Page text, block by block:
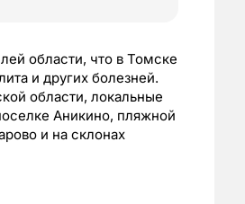
области, что в Томске
и других болезней.
области, локальные
Аникино, пляжной
и на склонах